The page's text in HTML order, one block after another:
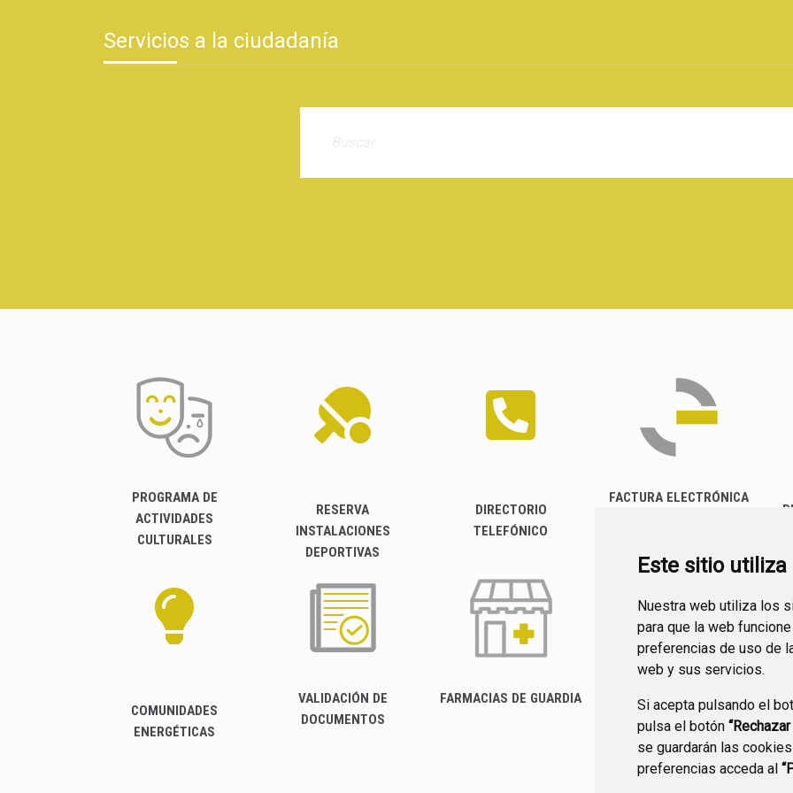
Este sitio
Nuestra web utiliza los
para que la web
preferencias de uso de
web y sus servicios.
Si acepta pulsando el
pulsa el botón
se guardarán las
preferencias acceda al
Servicios a la ciudadanía
PROGRAMA DE
ACTIVIDADES
CULTURALES
RESERVA
INSTALACIONES
DEPORTIVAS
DIRECTORIO
TELEFÓNICO
FACTURA ELECTRÓNICA
COMUNIDADES
ENERGÉTICAS
VALIDACIÓN DE
DOCUMENTOS
FARMACIAS DE GUARDIA
CANAL YOUTUBE